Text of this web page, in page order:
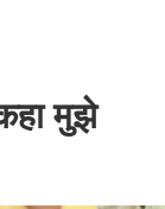
मुझे